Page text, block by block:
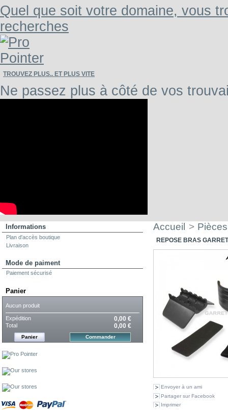
Quel que soit votre domaine, vous
recherches
TROUVEZ PLUS.. ET PLUS VITE
Ne passez plus à côté de vos
Informations
Plan d'accès boutique
Livraison
Mode de paiment
Paiement sécurisé
Panier
Aucun produit
Expédition 0,00 €
Total 0,00 €
Panier Commander
Accueil >
REPOSE BRAS
Envoyer à un ami
Partager sur Facebook
Imprimer